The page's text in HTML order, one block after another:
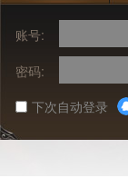
账号:
密码:
下次自动登录